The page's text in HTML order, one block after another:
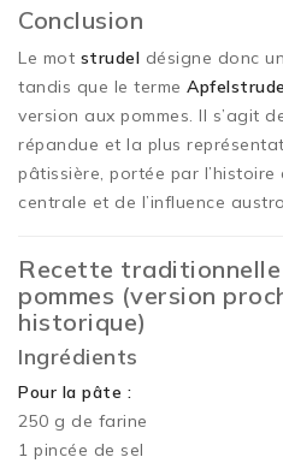
Conclusion
Le mot strudel désigne donc
tandis que le terme
version aux pommes. Il s’agit
répandue et la plus
pâtissière, portée par l’histoire
centrale et de l’influence
Recette
pommes (version
historique)
Ingrédients
Pour la pâte :
250 g de farine
1 pincée de sel